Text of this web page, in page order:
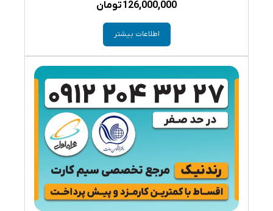
126,000,000تومان
اطلاعات بیشتر